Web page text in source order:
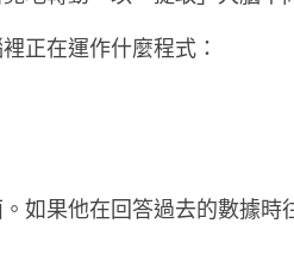
正在運作什麼程式：
如果他在回答過去的數據時